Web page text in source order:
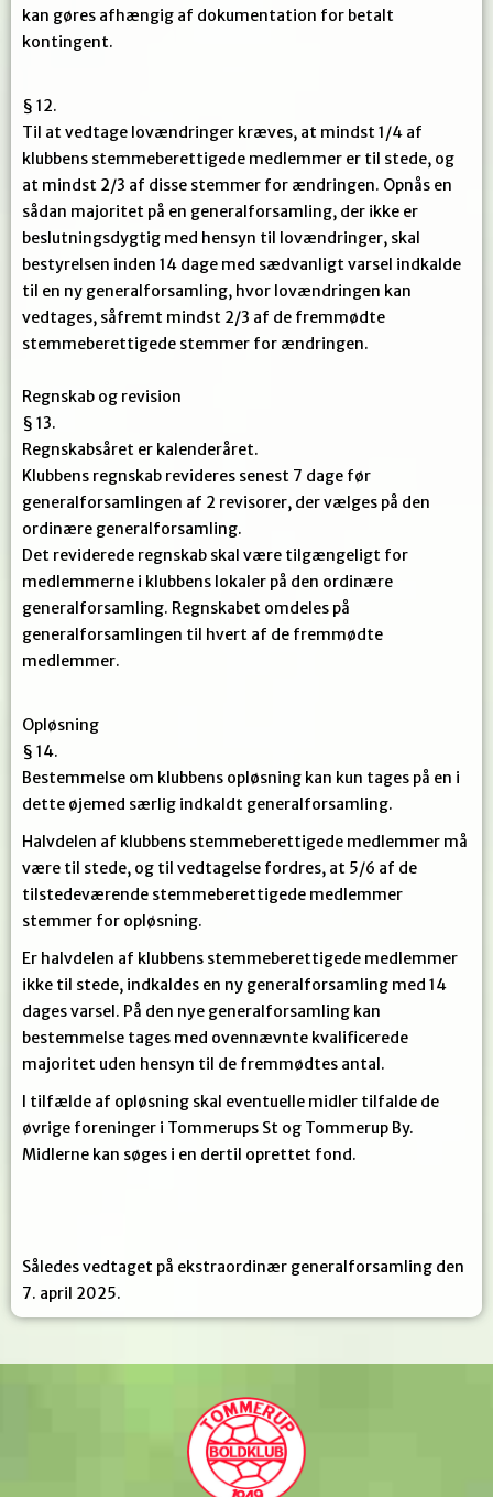
kan gøres afhængig af dokumentation for betalt
kontingent.
§ 12.
Til at vedtage lovændringer kræves, at mindst 1/4 af
klubbens stemmeberettigede medlemmer er til stede, og
at mindst 2/3 af disse stemmer for ændringen. Opnås en
sådan majoritet på en generalforsamling, der ikke er
beslutningsdygtig med hensyn til lovændringer, skal
bestyrelsen inden 14 dage med sædvanligt varsel indkalde
til en ny generalforsamling, hvor lovændringen kan
vedtages, såfremt mindst 2/3 af de fremmødte
stemmeberettigede stemmer for ændringen.
Regnskab og revision
§ 13.
Regnskabsåret er kalenderåret.
Klubbens regnskab revideres senest 7 dage før
generalforsamlingen af 2 revisorer, der vælges på den
ordinære generalforsamling.
Det reviderede regnskab skal være tilgængeligt for
medlemmerne i klubbens lokaler på den ordinære
generalforsamling. Regnskabet omdeles på
generalforsamlingen til hvert af de fremmødte
medlemmer.
Opløsning
§ 14.
Bestemmelse om klubbens opløsning kan kun tages på en i
dette øjemed særlig indkaldt generalforsamling.
Halvdelen af klubbens stemmeberettigede medlemmer må
være til stede, og til vedtagelse fordres, at 5/6 af de
tilstedeværende stemmeberettigede medlemmer
stemmer for opløsning.
Er halvdelen af klubbens stemmeberettigede medlemmer
ikke til stede, indkaldes en ny generalforsamling med 14
dages varsel. På den nye generalforsamling kan
bestemmelse tages med ovennævnte kvalificerede
majoritet uden hensyn til de fremmødtes antal.
I tilfælde af opløsning skal eventuelle midler tilfalde de
øvrige foreninger i Tommerups St og Tommerup By.
Midlerne kan søges i en dertil oprettet fond.
Således vedtaget på ekstraordinær generalforsamling den
7. april 2025.